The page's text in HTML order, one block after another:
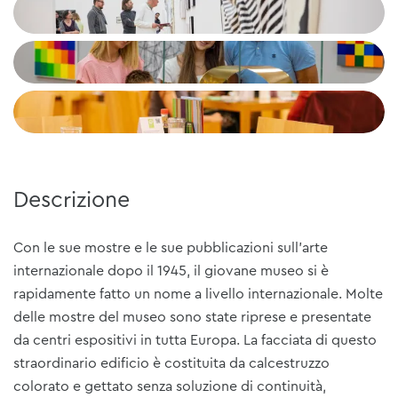
Descrizione
Con le sue mostre e le sue pubblicazioni sull'arte
internazionale dopo il 1945, il giovane museo si è
rapidamente fatto un nome a livello internazionale. Molte
delle mostre del museo sono state riprese e presentate
da centri espositivi in tutta Europa. La facciata di questo
straordinario edificio è costituita da calcestruzzo
colorato e gettato senza soluzione di continuità,